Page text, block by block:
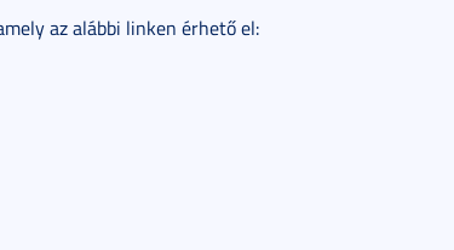
az alábbi linken érhető el: